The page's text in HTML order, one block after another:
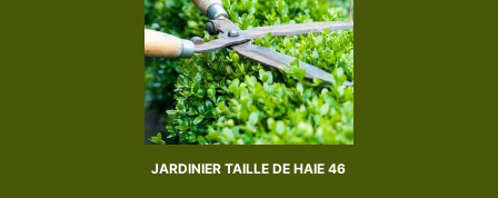
JARDINIER TAILLE DE HAIE 46